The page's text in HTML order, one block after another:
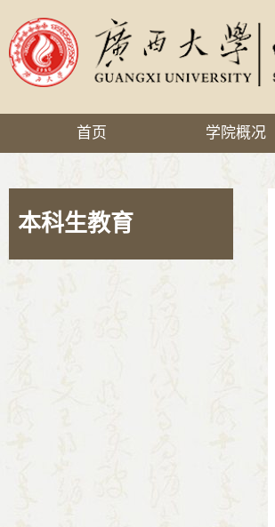
首页 学院概况
本科生教育